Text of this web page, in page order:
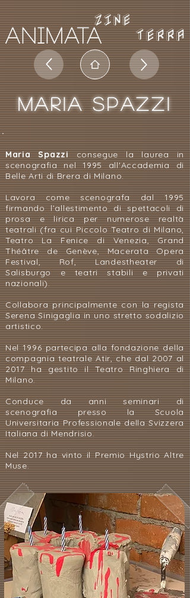
TERRA
MARIA SPAZZI
Maria Spazziconsegue la laurea in
scenografia nel 1995 all'Accademia di
Belle Arti di Brera di Milano.
Lavora come scenografa dal 1995
firmando l’allestimento di spettacoli di
prosa e lirica per numerose realtà
teatrali (fra cui Piccolo Teatro di Milano,
Teatro La Fenice di Venezia, Grand
Théâtre de Genève, Macerata Opera
Festival, Rof, Landestheater di
Salisburgo e teatri stabili e privati
nazionali).
Collabora principalmente con la regista
Serena Sinigaglia in uno stretto sodalizio
artistico.
Nel 1996 partecipa alla fondazione della
compagnia teatrale Atir, che dal 2007 al
2017 ha gestito il Teatro Ringhiera di
Milano.
Conduce da anni seminari di
scenografia presso la Scuola
Universitaria Professionale della Svizzera
Italiana di Mendrisio.
Nel 2017 ha vinto il Premio Hystrio Altre
Muse.